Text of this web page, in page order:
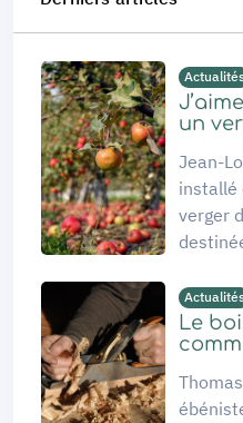
un
Jean-
installé
verger
Le